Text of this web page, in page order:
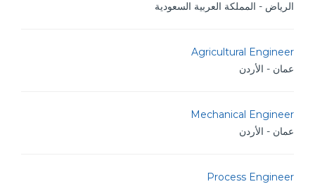
الرياض - المملكة العربية السعودية
Agricultural Engineer
عمان - الأردن
Mechanical Engineer
عمان - الأردن
Process Engineer